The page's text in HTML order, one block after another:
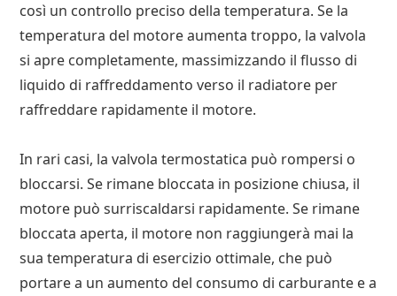
così un controllo preciso della temperatura. Se la
temperatura del motore aumenta troppo, la valvola
si apre completamente, massimizzando il flusso di
liquido di raffreddamento verso il radiatore per
raffreddare rapidamente il motore.
In rari casi, la valvola termostatica può rompersi o
bloccarsi. Se rimane bloccata in posizione chiusa, il
motore può surriscaldarsi rapidamente. Se rimane
bloccata aperta, il motore non raggiungerà mai la
sua temperatura di esercizio ottimale, che può
portare a un aumento del consumo di carburante e a